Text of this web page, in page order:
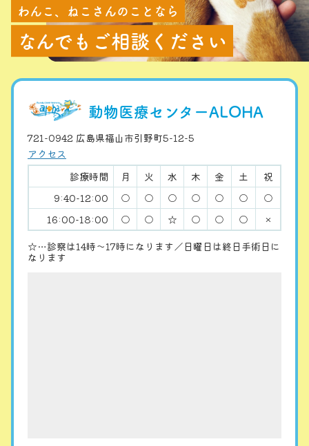
わんこ、ねこさんのことなら
なんでもご相談ください
動物医療センターALOHA
721-0942 広島県福山市引野町5-12-5
アクセス
診療時間
月 火 水 木 金 土
祝
9:40-12:00
○ ○ ○ ○ ○ ○
○
16:00-18:00
○ ○ ☆ ○ ○ ○
×
☆…診察は14時〜17時になります／日曜日は終日手術日に
なります